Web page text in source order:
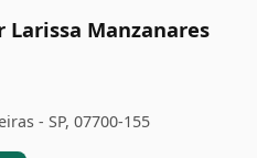
Larissa Manzanares
- SP, 07700-155